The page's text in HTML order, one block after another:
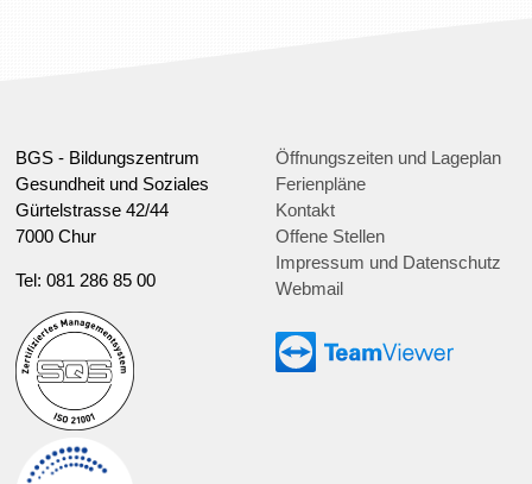
BGS - Bildungszentrum
Gesundheit und Soziales
Gürtelstrasse 42/44
7000 Chur
Tel: 081 286 85 00
Öffnungszeiten und Lageplan
Ferienpläne
Kontakt
Offene Stellen
Impressum und Datenschutz
Webmail